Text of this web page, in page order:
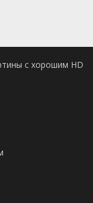
с хорошим HD